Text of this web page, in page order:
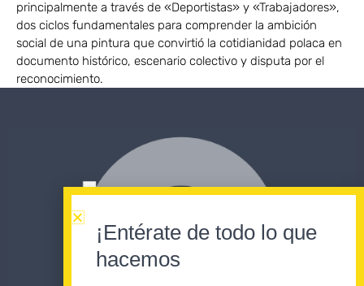
principalmente a través de «Deportistas» y «Trabajadores»,
dos ciclos fundamentales para comprender la ambición
social de una pintura que convirtió la cotidianidad polaca en
documento histórico, escenario colectivo y disputa por el
reconocimiento.
¡Entérate de todo lo que
hacemos